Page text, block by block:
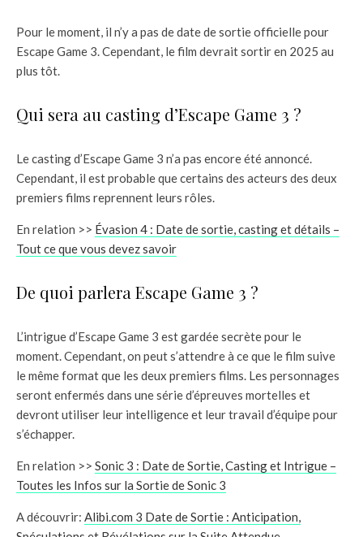
Pour le moment, il n’y a pas de date de sortie officielle pour
Escape Game 3. Cependant, le film devrait sortir en 2025 au
plus tôt.
Qui sera au casting d’Escape Game 3 ?
Le casting d’Escape Game 3 n’a pas encore été annoncé.
Cependant, il est probable que certains des acteurs des deux
premiers films reprennent leurs rôles.
En relation >> Évasion 4 : Date de sortie, casting et détails –
Tout ce que vous devez savoir
De quoi parlera Escape Game 3 ?
L’intrigue d’Escape Game 3 est gardée secrète pour le
moment. Cependant, on peut s’attendre à ce que le film suive
le même format que les deux premiers films. Les personnages
seront enfermés dans une série d’épreuves mortelles et
devront utiliser leur intelligence et leur travail d’équipe pour
s’échapper.
En relation >> Sonic 3 : Date de Sortie, Casting et Intrigue –
Toutes les Infos sur la Sortie de Sonic 3
A découvrir: Alibi.com 3 Date de Sortie : Anticipation,